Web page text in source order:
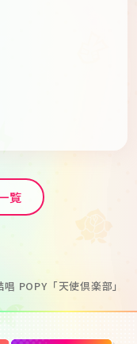
覧
POPY「天使倶楽部」